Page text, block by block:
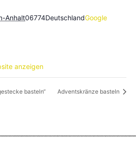
Anhalt06774DeutschlandGoogle
anzeigen
basteln“ Adventskränze basteln